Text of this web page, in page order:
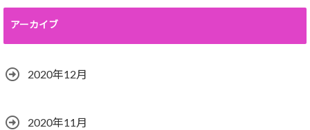
アーカイブ
2020年12月
2020年11月